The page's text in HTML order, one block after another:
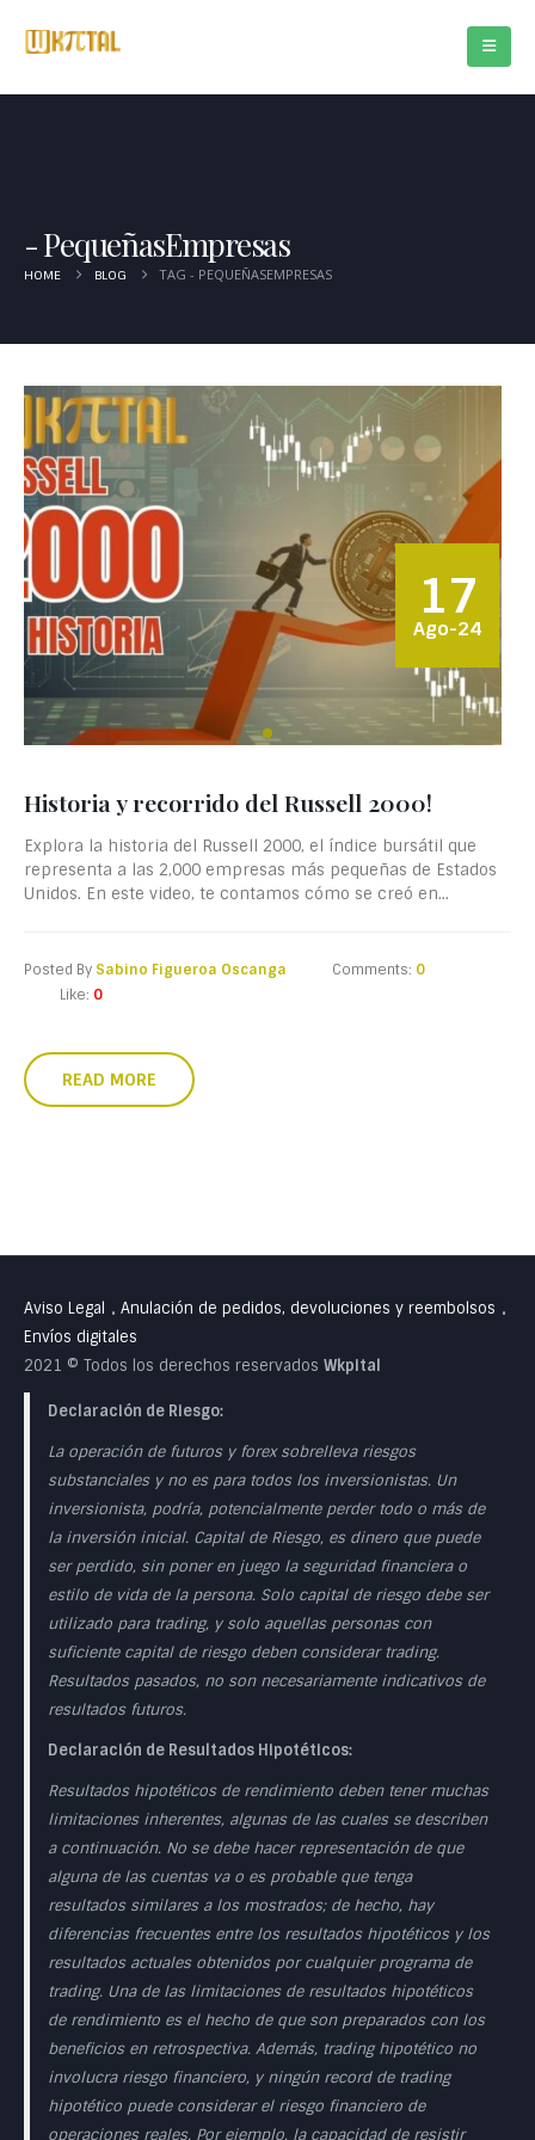
PequeñasEmpresas
HOME BLOG TAG - PEQUEÑASEMPRESAS
17
Ago-24
Historia y recorrido del Russell 2000!
Explora la historia del Russell 2000, el índice bursátil que
representa a las 2,000 empresas más pequeñas de Estados
Unidos. En este video, te contamos cómo se creó en...
Posted By Sabino Figueroa Oscanga Comments: 0
Like: 0
READ MORE
Aviso Legal • Anulación de pedidos, devoluciones y reembolsos •
Envíos digitales
2021 © Todos los derechos reservados Wkpital
Declaración de Riesgo:
La operación de futuros y forex sobrelleva riesgos
substanciales y no es para todos los inversionistas. Un
inversionista, podría, potencialmente perder todo o más de
la inversión inicial. Capital de Riesgo, es dinero que puede
ser perdido, sin poner en juego la seguridad financiera o
estilo de vida de la persona. Solo capital de riesgo debe ser
utilizado para trading, y solo aquellas personas con
suficiente capital de riesgo deben considerar trading.
Resultados pasados, no son necesariamente indicativos de
resultados futuros.
Declaración de Resultados Hipotéticos:
Resultados hipotéticos de rendimiento deben tener muchas
limitaciones inherentes, algunas de las cuales se describen
a continuación. No se debe hacer representación de que
alguna de las cuentas va o es probable que tenga
resultados similares a los mostrados; de hecho, hay
diferencias frecuentes entre los resultados hipotéticos y los
resultados actuales obtenidos por cualquier programa de
trading. Una de las limitaciones de resultados hipotéticos
de rendimiento es el hecho de que son preparados con los
beneficios en retrospectiva. Además, trading hipotético no
involucra riesgo financiero, y ningún record de trading
hipotético puede considerar el riesgo financiero de
operaciones reales. Por ejemplo, la capacidad de resistir